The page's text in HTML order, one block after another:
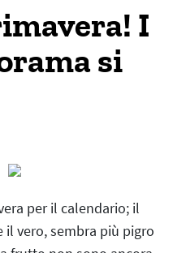
I
si
per il calendario; il
vero, sembra più pigro